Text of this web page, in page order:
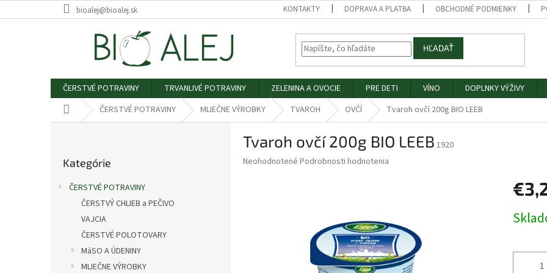
na
bioalej@bioalej.sk KONTAKTY DOPRAVA A PLATBA OBCHODNÉ PODMIENKY
HĽADAŤ
ČERSTVÉ POTRAVINY TRVANLIVÉ POTRAVINY ZELENINA A OVOCIE PRE DETI VÍNO DOPLNKY VÝŽIVY
Domov ČERSTVÉ POTRAVINY MLIEČNE VÝROBKY TVAROH OVČÍ Tvaroh ovčí 200g BIO LEEB
kategórie
Kategórie
ČERSTVÉ POTRAVINY
ČERSTVÝ CHLIEB a PEČIVO
VAJCIA
ČERSTVÉ POLOTOVARY
MäSO A ÚDENINY
MLIEČNE VÝROBKY
Tvaroh ovčí 200g BIO LEEB 1920
Priemerné
Neohodnotené Podrobnosti hodnotenia
cena: